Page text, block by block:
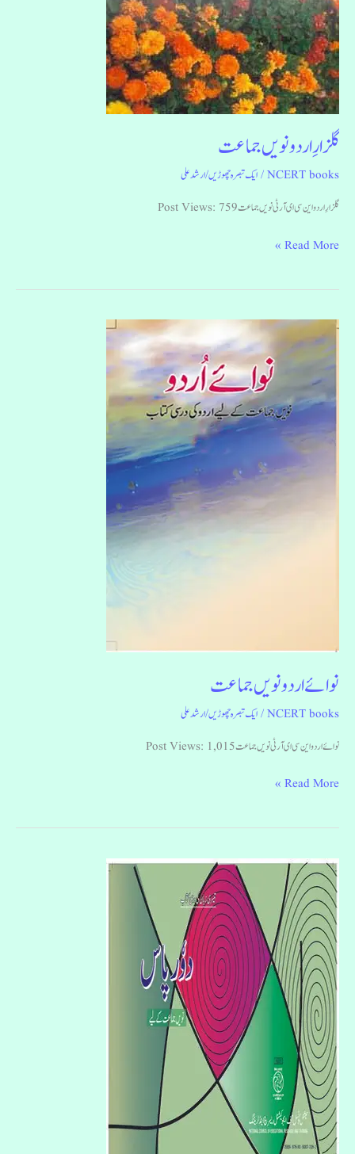
گلزارِ اردو نویں جماعت
NCERT books
/ایک تبصرہ چھوڑیں/ارشد علی
گلزارِ اردو این سی ای آر ٹی نویں جماعت Post Views: 759
Read More »
نوائے اردو نویں جماعت
NCERT books
/ایک تبصرہ چھوڑیں/ارشد علی
نوائے اردو این سی ای آر ٹی نویں جماعت Post Views: 1,015
نوائے
اردو
نویں
Read More »
دور
پاس
نویں
جماعت